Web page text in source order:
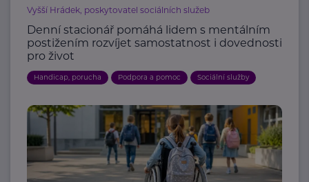
Vyšší Hrádek, poskytovatel sociálních služeb
Denní stacionář pomáhá lidem s mentálním
postižením rozvíjet samostatnost i dovednosti
pro život
Handicap, porucha Podpora a pomoc Sociální služby